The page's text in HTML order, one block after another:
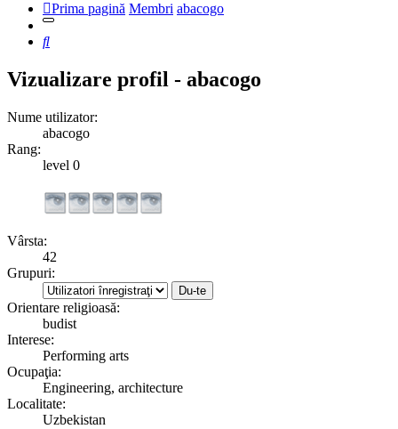
Prima pagină Membri abacogo
Căutare
Vizualizare profil - abacogo
Nume utilizator:
abacogo
Rang:
level 0
Vârsta:
42
Grupuri:
Orientare religioasă:
budist
Interese:
Performing arts
Ocupaţia:
Engineering, architecture
Localitate:
Uzbekistan